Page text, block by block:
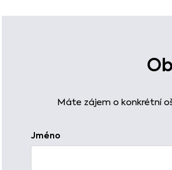
Máte zájem o konkrétní
Jméno